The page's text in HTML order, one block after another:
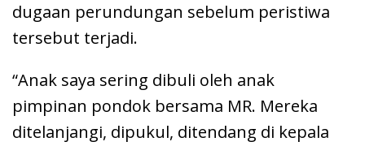
dugaan perundungan sebelum peristiwa
tersebut terjadi.
“Anak saya sering dibuli oleh anak
pimpinan pondok bersama MR. Mereka
ditelanjangi, dipukul, ditendang di kepala